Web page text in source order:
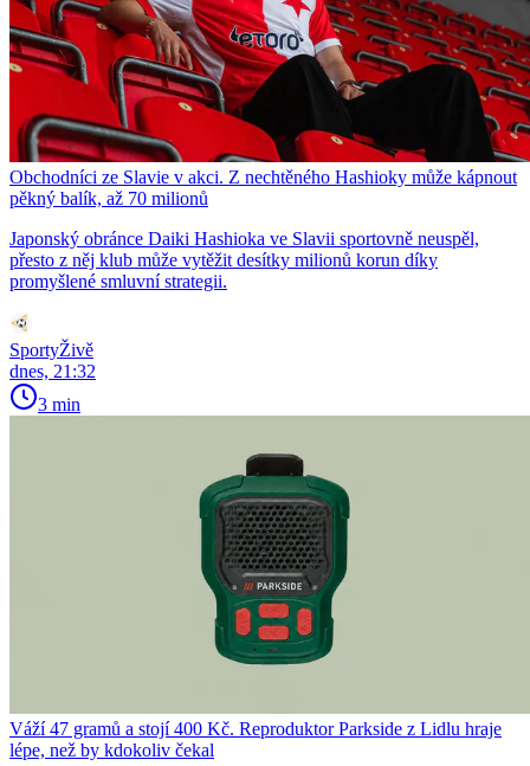
Obchodníci ze Slavie v akci. Z nechtěného Hashioky může kápnout
pěkný balík, až 70 milionů
Japonský obránce Daiki Hashioka ve Slavii sportovně neuspěl,
přesto z něj klub může vytěžit desítky milionů korun díky
promyšlené smluvní strategii.
SportyŽivě
dnes, 21:32
3 min
Váží 47 gramů a stojí 400 Kč. Reproduktor Parkside z Lidlu hraje
lépe, než by kdokoliv čekal